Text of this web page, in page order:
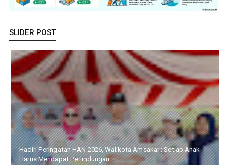
SLIDER POST
Hadiri Peringatan HAN 2026, Walikota Amsakar : Setiap Anak
Harus Mendapat Perlindungan